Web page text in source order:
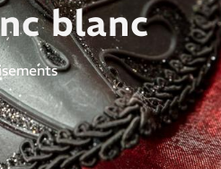
blanc